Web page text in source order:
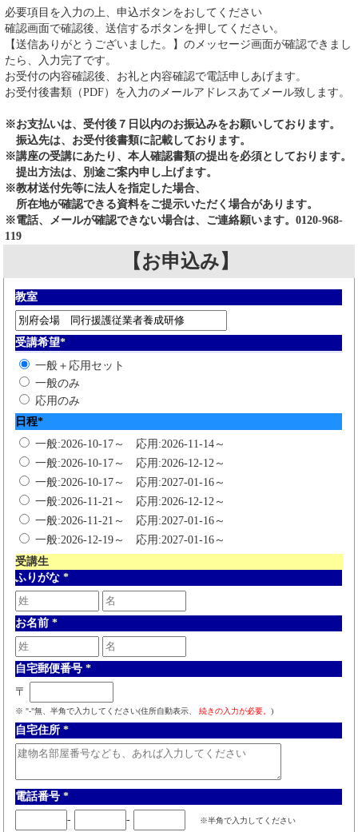
必要項目を入力の上、申込ボタンをおしてください
確認画面で確認後、送信するボタンを押してください。
【送信ありがとうございました。】のメッセージ画面が確認できまし
たら、入力完了です。
お受付の内容確認後、お礼と内容確認で電話申しあげます。
お受付後書類（PDF）を入力のメールアドレスあてメール致します。
※お支払いは、受付後７日以内のお振込みをお願いしております。
振込先は、お受付後書類に記載しております。
※講座の受講にあたり、本人確認書類の提出を必須としております。
提出方法は、別途ご案内申し上げます。
※教材送付先等に法人を指定した場合、
所在地が確認できる資料をご提示いただく場合があります。
※電話、メールが確認できない場合は、ご連絡願います。0120-968-
119
【お申込み】
教室
受講希望*
一般＋応用セット
一般のみ
応用のみ
日程*
一般:2026-10-17～ 応用:2026-11-14～
一般:2026-10-17～ 応用:2026-12-12～
一般:2026-10-17～ 応用:2027-01-16～
一般:2026-11-21～ 応用:2026-12-12～
一般:2026-11-21～ 応用:2027-01-16～
一般:2026-12-19～ 応用:2027-01-16～
受講生
ふりがな *
お名前 *
自宅郵便番号 *
〒
※ "-"無、半角で入力してください(住所自動表示、 続きの入力が必要。 )
自宅住所 *
電話番号 *
-
- ※半角で入力してください